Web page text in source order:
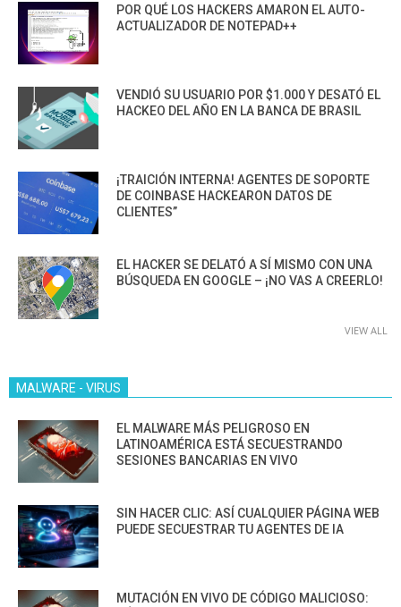
POR QUÉ LOS HACKERS AMARON EL AUTO-
ACTUALIZADOR DE NOTEPAD++
VENDIÓ SU USUARIO POR $1.000 Y DESATÓ EL
HACKEO DEL AÑO EN LA BANCA DE BRASIL
¡TRAICIÓN INTERNA! AGENTES DE SOPORTE
DE COINBASE HACKEARON DATOS DE
CLIENTES”
EL HACKER SE DELATÓ A SÍ MISMO CON UNA
BÚSQUEDA EN GOOGLE – ¡NO VAS A CREERLO!
VIEW ALL
MALWARE - VIRUS
EL MALWARE MÁS PELIGROSO EN
LATINOAMÉRICA ESTÁ SECUESTRANDO
SESIONES BANCARIAS EN VIVO
SIN HACER CLIC: ASÍ CUALQUIER PÁGINA WEB
PUEDE SECUESTRAR TU AGENTES DE IA
MUTACIÓN EN VIVO DE CÓDIGO MALICIOSO: